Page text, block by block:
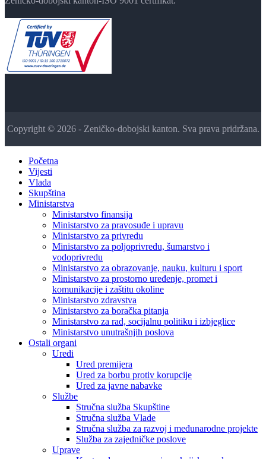
Copyright © 2026 - Zeničko-dobojski kanton. Sva prava pridržana.
Početna
Vijesti
Vlada
Skupština
Ministarstva
Ministarstvo finansija
Ministarstvo za pravosuđe i upravu
Ministarstvo za privredu
Ministarstvo za poljoprivredu, šumarstvo i
vodoprivredu
Ministarstvo za obrazovanje, nauku, kulturu i sport
Ministarstvo za prostorno uređenje, promet i
komunikacije i zaštitu okoline
Ministarstvo zdravstva
Ministarstvo za boračka pitanja
Ministarstvo za rad, socijalnu politiku i izbjeglice
Ministarstvo unutrašnjih poslova
Ostali organi
Uredi
Ured premijera
Ured za borbu protiv korupcije
Ured za javne nabavke
Službe
Stručna služba Skupštine
Stručna služba Vlade
Stručna služba za razvoj i međunarodne projekte
Služba za zajedničke poslove
Uprave